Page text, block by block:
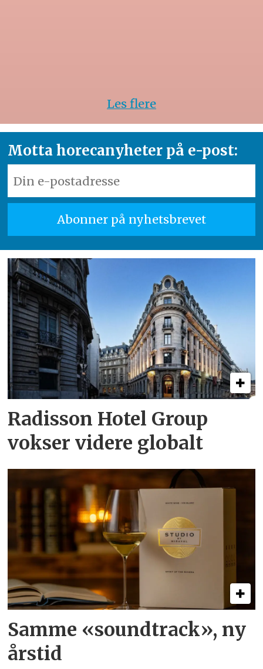
Les flere
Motta horecanyheter på e-post:
Radisson Hotel Group
vokser videre globalt
Samme «soundtrack», ny
årstid